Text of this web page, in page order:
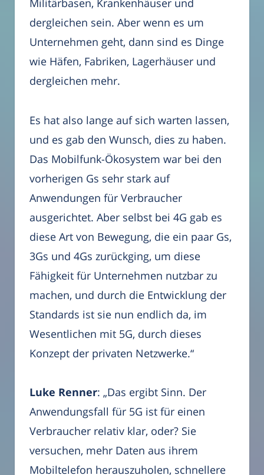
Militärbasen, Krankenhäuser und
dergleichen sein. Aber wenn es um
Unternehmen geht, dann sind es Dinge
wie Häfen, Fabriken, Lagerhäuser und
dergleichen mehr.
Es hat also lange auf sich warten lassen,
und es gab den Wunsch, dies zu haben.
Das Mobilfunk-Ökosystem war bei den
vorherigen Gs sehr stark auf
Anwendungen für Verbraucher
ausgerichtet. Aber selbst bei 4G gab es
diese Art von Bewegung, die ein paar Gs,
3Gs und 4Gs zurückging, um diese
Fähigkeit für Unternehmen nutzbar zu
machen, und durch die Entwicklung der
Standards ist sie nun endlich da, im
Wesentlichen mit 5G, durch dieses
Konzept der privaten Netzwerke.“
Luke Renner: „Das ergibt Sinn. Der
Anwendungsfall für 5G ist für einen
Verbraucher relativ klar, oder? Sie
versuchen, mehr Daten aus ihrem
Mobiltelefon herauszuholen, schnellere